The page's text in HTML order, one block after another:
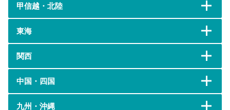
甲信越・北陸
東海
関西
中国・四国
九州・沖縄